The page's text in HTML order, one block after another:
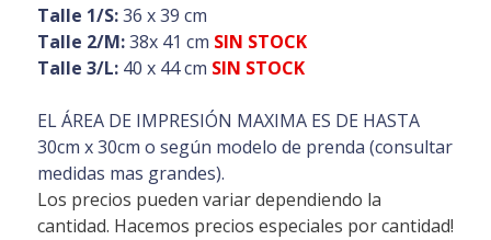
Talle 1/S:36 x 39 cm
Talle 2/M:38x 41 cm SIN STOCK
Talle 3/L:40 x 44 cm SIN STOCK
EL ÁREA DE IMPRESIÓN MAXIMA ES DE HASTA
30cm x 30cm o según modelo de prenda (consultar
medidas mas grandes).
Los precios pueden variar dependiendo la
cantidad. Hacemos precios especiales por cantidad!